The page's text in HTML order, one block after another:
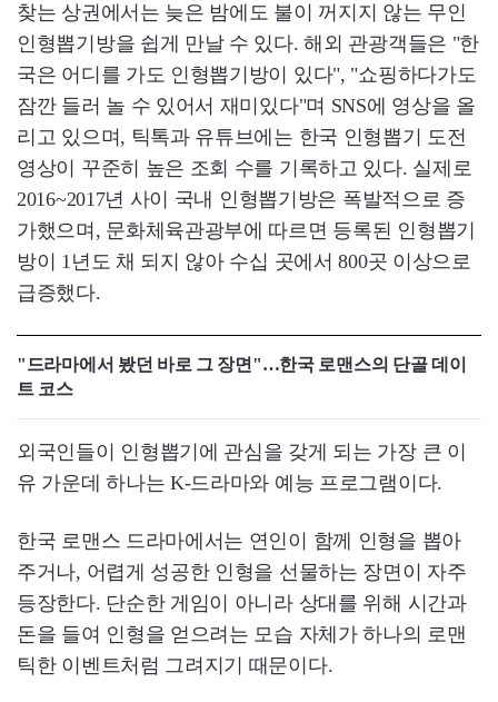
찾는 상권에서는 늦은 밤에도 불이 꺼지지 않는 무인
인형뽑기방을 쉽게 만날 수 있다. 해외 관광객들은 "한
국은 어디를 가도 인형뽑기방이 있다", "쇼핑하다가도
잠깐 들러 놀 수 있어서 재미있다"며 SNS에 영상을 올
리고 있으며, 틱톡과 유튜브에는 한국 인형뽑기 도전
영상이 꾸준히 높은 조회 수를 기록하고 있다. 실제로
2016~2017년 사이 국내 인형뽑기방은 폭발적으로 증
가했으며, 문화체육관광부에 따르면 등록된 인형뽑기
방이 1년도 채 되지 않아 수십 곳에서 800곳 이상으로
급증했다.
"드라마에서 봤던 바로 그 장면"…한국 로맨스의 단골 데이
트 코스
외국인들이 인형뽑기에 관심을 갖게 되는 가장 큰 이
유 가운데 하나는 K-드라마와 예능 프로그램이다.
한국 로맨스 드라마에서는 연인이 함께 인형을 뽑아
주거나, 어렵게 성공한 인형을 선물하는 장면이 자주
등장한다. 단순한 게임이 아니라 상대를 위해 시간과
돈을 들여 인형을 얻으려는 모습 자체가 하나의 로맨
틱한 이벤트처럼 그려지기 때문이다.